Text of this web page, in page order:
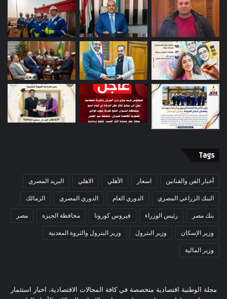
Tags
أخبار الفن والفنانين اسعار الأهلي الاهلي البريد المصري
البنك الزراعي المصري الدوري العام الدوري المصري الزمالك
بنك مصر رئيس الوزراء فيروس كورونا محافظة الجيزة مصر
وزير الإسكان وزير البترول وزير البترول والثروة المعدنية
وزير المالية
مجلة الوطنية اقتصادية متخصصة في كافة المجالات الاقتصادية، اخبار استثمار